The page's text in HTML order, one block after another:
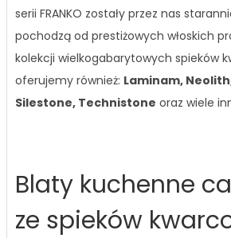
serii FRANKO zostały przez nas
pochodzą od prestiżowych włoskich
kolekcji wielkogabarytowych spieków
oferujemy również: Laminam,
Silestone, Technistone oraz wiele
Blaty kuchenne
ze spieków